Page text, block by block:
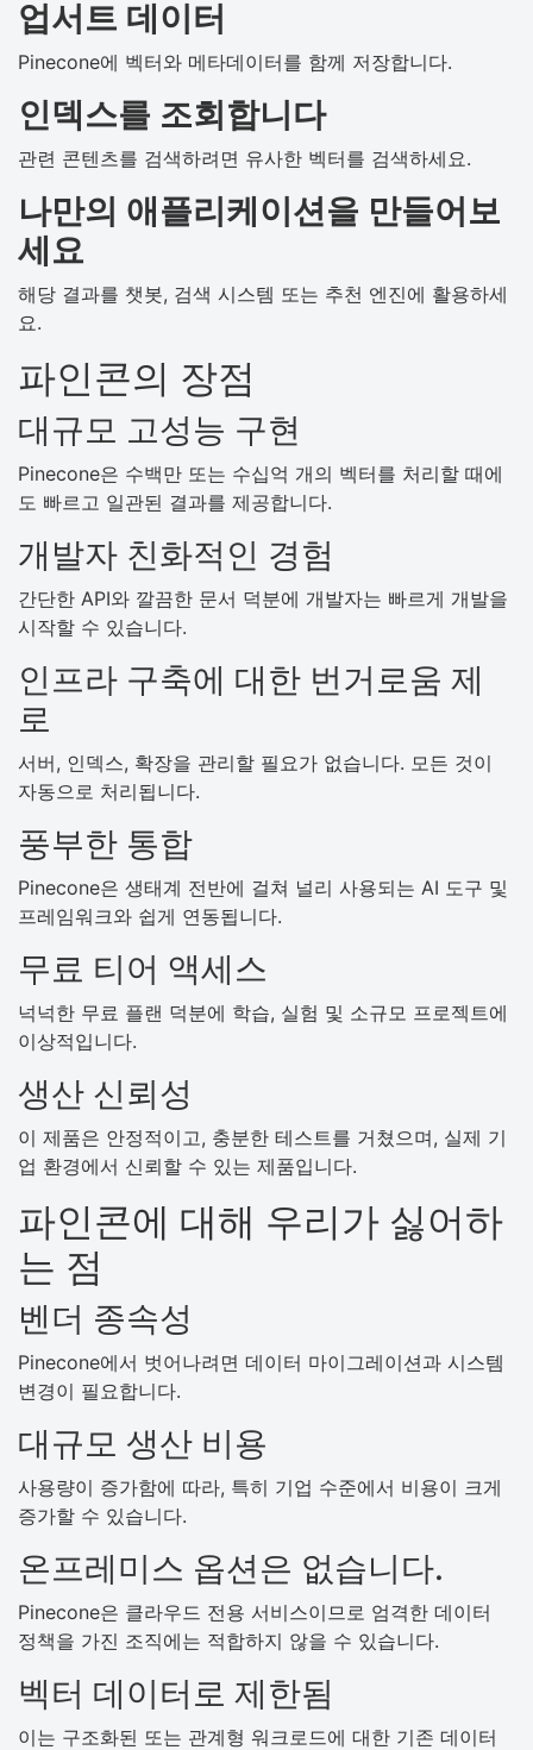
업서트 데이터
Pinecone에 벡터와 메타데이터를 함께 저장합니다.
인덱스를 조회합니다
관련 콘텐츠를 검색하려면 유사한 벡터를 검색하세요.
나만의 애플리케이션을 만들어보
세요
해당 결과를 챗봇, 검색 시스템 또는 추천 엔진에 활용하세
요.
파인콘의 장점
대규모 고성능 구현
Pinecone은 수백만 또는 수십억 개의 벡터를 처리할 때에
도 빠르고 일관된 결과를 제공합니다.
개발자 친화적인 경험
간단한 API와 깔끔한 문서 덕분에 개발자는 빠르게 개발을
시작할 수 있습니다.
인프라 구축에 대한 번거로움 제
로
서버, 인덱스, 확장을 관리할 필요가 없습니다. 모든 것이
자동으로 처리됩니다.
풍부한 통합
Pinecone은 생태계 전반에 걸쳐 널리 사용되는 AI 도구 및
프레임워크와 쉽게 연동됩니다.
무료 티어 액세스
넉넉한 무료 플랜 덕분에 학습, 실험 및 소규모 프로젝트에
이상적입니다.
생산 신뢰성
이 제품은 안정적이고, 충분한 테스트를 거쳤으며, 실제 기
업 환경에서 신뢰할 수 있는 제품입니다.
파인콘에 대해 우리가 싫어하
는 점
벤더 종속성
Pinecone에서 벗어나려면 데이터 마이그레이션과 시스템
변경이 필요합니다.
대규모 생산 비용
사용량이 증가함에 따라, 특히 기업 수준에서 비용이 크게
증가할 수 있습니다.
온프레미스 옵션은 없습니다.
Pinecone은 클라우드 전용 서비스이므로 엄격한 데이터
정책을 가진 조직에는 적합하지 않을 수 있습니다.
벡터 데이터로 제한됨
이는 구조화된 또는 관계형 워크로드에 대한 기존 데이터